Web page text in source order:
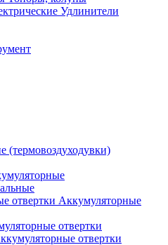
Удлинители
(термовоздуходувки)
Аккумуляторные
отвертки
отвертки